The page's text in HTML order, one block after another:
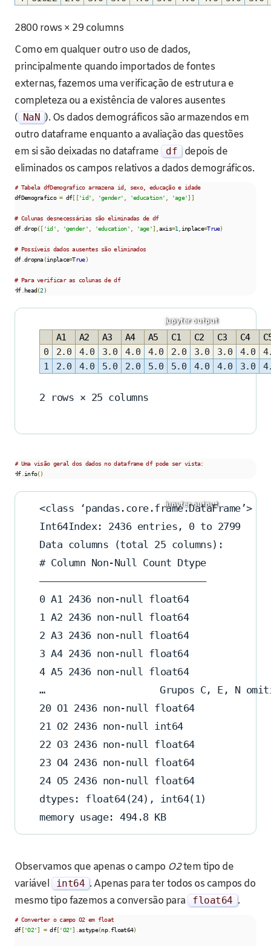
2800 rows × 29 columns
Como em qualquer outro uso de dados,
principalmente quando importados de fontes
externas, fazemos uma verificação de estrutura e
completeza ou a existência de valores ausentes
( NaN ). Os dados demográficos são armazendos em
outro dataframe enquanto a avaliação das questões
em si são deixadas no dataframe
df
depois de
eliminados os campos relativos a dados demográficos.
# Tabela dfDemografico armazena id, sexo, educação e idade
dfDemografico = df[['id' 'gender' 'education' 'age']]
# Colunas desnecessárias são eliminadas de df
df. drop([ 'id' 'gender' 'education' 'age'], axis=1 inplace=True)
# Possíveis dados ausentes são eliminados
df. dropna(inplace=True)
# Para verificar as colunas de df
df. head(2 )
A1 A2 A3 A4 A5 C1 C2 C3 C4
0
2.0 4.0 3.0 4.0 4.0 2.0 3.0 3.0 4.0
1
2.0 4.0 5.0 2.0 5.0 5.0 4.0 4.0 3.0
2 rows × 25 columns
# Uma visão geral dos dados no dataframe df pode ser vista:
df. info()
<class ‘pandas.core.frame.DataFrame’>
Int64Index: 2436 entries, 0 to 2799
Data columns (total 25 columns):
# Column Non-Null Count Dtype
—————————————————————————————
0 A1 2436 non-null float64
1 A2 2436 non-null float64
2 A3 2436 non-null float64
3 A4 2436 non-null float64
4 A5 2436 non-null float64
…
Grupos C, E, N
20 O1 2436 non-null float64
21 O2 2436 non-null int64
22 O3 2436 non-null float64
23 O4 2436 non-null float64
24 O5 2436 non-null float64
dtypes: float64(24), int64(1)
memory usage: 494.8 KB
Observamos que apenas o campo O2tem tipo de
variável
int64 . Apenas para ter todos os campos do
mesmo tipo fazemos a conversão para
float64 .
# Converter o campo O2 em float
df['O2'] = df['O2'].astype(np. float64)